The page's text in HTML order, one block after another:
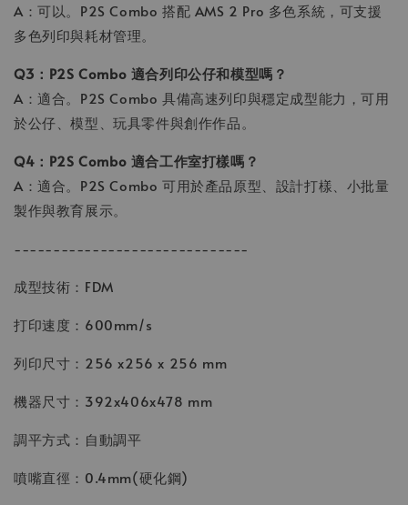
A：可以。P2S Combo 搭配 AMS 2 Pro 多色系統，可支援
多色列印與耗材管理。
Q3：P2S Combo 適合列印公仔和模型嗎？
A：適合。P2S Combo 具備高速列印與穩定成型能力，可用
於公仔、模型、玩具零件與創作作品。
Q4：P2S Combo 適合工作室打樣嗎？
A：適合。P2S Combo 可用於產品原型、設計打樣、小批量
製作與教育展示。
------------------------------
成型技術：FDM
打印速度：600mm/s
列印尺寸：256 x256 x 256 mm
機器尺寸：392x406x478 mm
調平方式：自動調平
噴嘴直徑：0.4mm(硬化鋼)